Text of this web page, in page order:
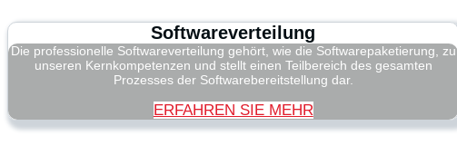
Softwareverteilung
Die professionelle Softwareverteilung gehört, wie die Softwarepaketierung, zu
unseren Kernkompetenzen und stellt einen Teilbereich des gesamten
Prozesses der Softwarebereitstellung dar.
ERFAHREN SIE MEHR